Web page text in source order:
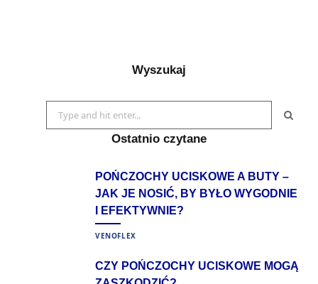
Wyszukaj
for:
Ostatnio czytane
POŃCZOCHY UCISKOWE A BUTY –
JAK JE NOSIĆ, BY BYŁO WYGODNIE
I EFEKTYWNIE?
VENOFLEX
CZY POŃCZOCHY UCISKOWE MOGĄ